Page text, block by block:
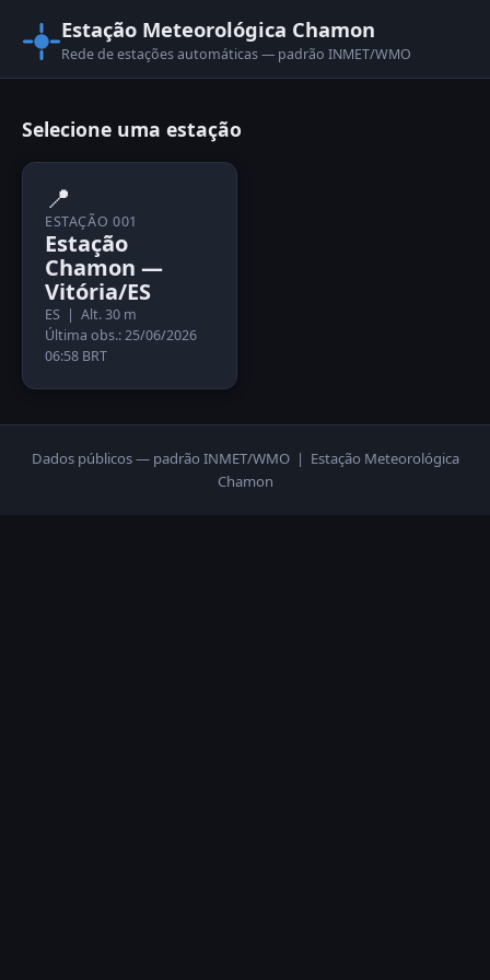
Estação Meteorológica Chamon
Rede de estações automáticas — padrão INMET/WMO
Selecione uma estação
📍
ESTAÇÃO 001
Estação
Chamon —
Vitória/ES
ES | Alt. 30 m
Última obs.: 25/06/2026
06:58 BRT
Dados públicos — padrão INMET/WMO | Estação Meteorológica
Chamon